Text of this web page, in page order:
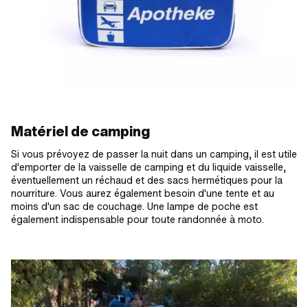
Matériel de camping
Si vous prévoyez de passer la nuit dans un camping, il est utile
d'emporter de la vaisselle de camping et du liquide vaisselle,
éventuellement un réchaud et des sacs hermétiques pour la
nourriture. Vous aurez également besoin d'une tente et au
moins d'un sac de couchage. Une lampe de poche est
également indispensable pour toute randonnée à moto.